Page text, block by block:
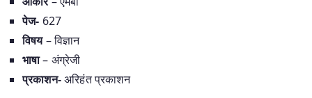
पेज- 627
विषय– विज्ञान
भाषा– अंग्रेजी
प्रकाशन-अरिहंत प्रकाशन